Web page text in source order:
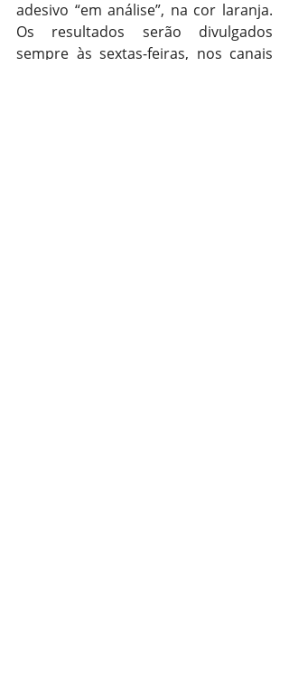
adesivo “em análise”, na cor laranja.
Os resultados serão divulgados
sempre às sextas-feiras, nos canais